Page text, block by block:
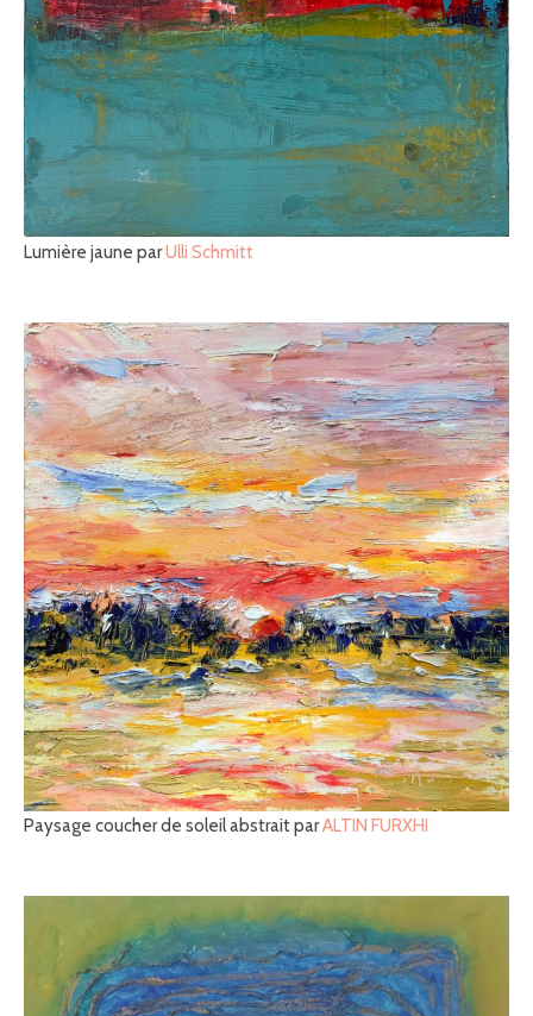
Lumière jaune parUlli Schmitt
Paysage coucher de soleil abstrait parALTIN FURXHI